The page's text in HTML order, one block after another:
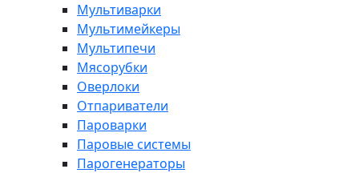
Мультиварки
Мультимейкеры
Мультипечи
Мясорубки
Оверлоки
Отпариватели
Пароварки
Паровые системы
Парогенераторы